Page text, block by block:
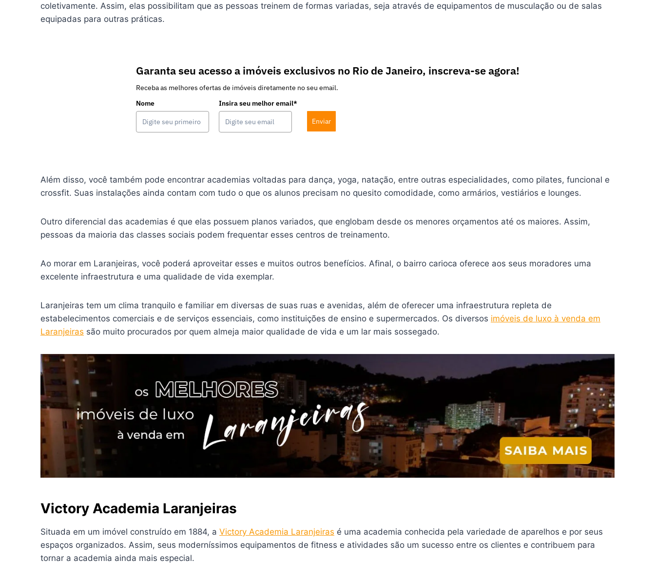
coletivamente. Assim, elas possibilitam que as pessoas treinem de formas variadas, seja através de equipamentos de musculação ou de salas
equipadas para outras práticas.
Garanta seu acesso a imóveis exclusivos no Rio de Janeiro, inscreva-se agora!
Receba as melhores ofertas de imóveis diretamente no seu email.
Nome
Insira seu melhor email*
Enviar
Além disso, você também pode encontrar academias voltadas para dança, yoga, natação, entre outras especialidades, como pilates, funcional e
crossfit. Suas instalações ainda contam com tudo o que os alunos precisam no quesito comodidade, como armários, vestiários e lounges.
Outro diferencial das academias é que elas possuem planos variados, que englobam desde os menores orçamentos até os maiores. Assim,
pessoas da maioria das classes sociais podem frequentar esses centros de treinamento.
Ao morar em Laranjeiras, você poderá aproveitar esses e muitos outros benefícios. Afinal, o bairro carioca oferece aos seus moradores uma
excelente infraestrutura e uma qualidade de vida exemplar.
Laranjeiras tem um clima tranquilo e familiar em diversas de suas ruas e avenidas, além de oferecer uma infraestrutura repleta de
estabelecimentos comerciais e de serviços essenciais, como instituições de ensino e supermercados. Os diversos imóveis de luxo à venda em
Laranjeiras são muito procurados por quem almeja maior qualidade de vida e um lar mais sossegado.
Victory Academia Laranjeiras
Situada em um imóvel construído em 1884, a Victory Academia Laranjeiras é uma academia conhecida pela variedade de aparelhos e por seus
espaços organizados. Assim, seus moderníssimos equipamentos de fitness e atividades são um sucesso entre os clientes e contribuem para
tornar a academia ainda mais especial.